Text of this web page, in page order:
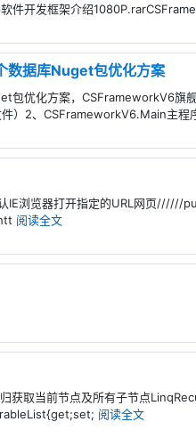
件开发框架介绍
据库Nuget包优化方案
包优化方案，CSFrameworkV6旗
）2、CSFrameworkV6.Main主程
IE浏览器打开指定的URL网页
阅读全文
获取当前节点及所有子节点
阅读全文